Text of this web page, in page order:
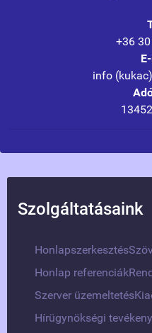
+36
info
Szolgáltatásaink
Honlapszerkesztés
Honlap referenciák
Szerver üzemeltetés
Hírügynökségi